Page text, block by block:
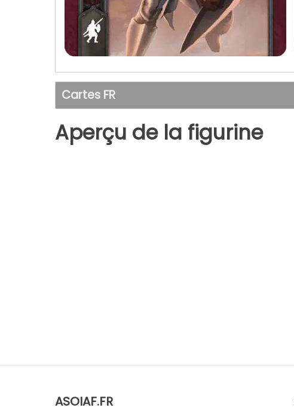
Cartes FR
Aperçu de la figurine
ASOIAF.FR